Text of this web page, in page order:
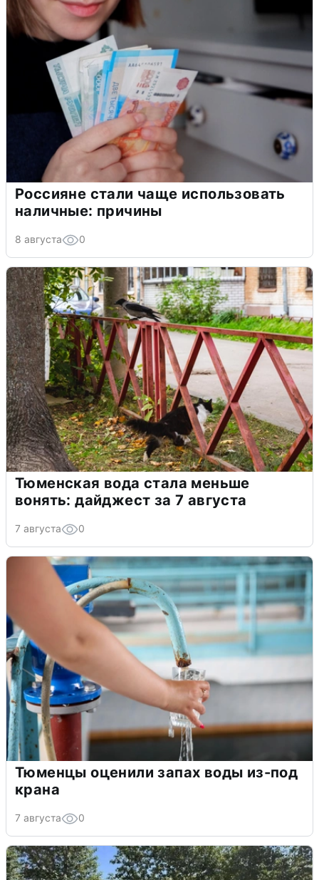
Россияне стали чаще использовать
наличные: причины
8 августа 0
Тюменская вода стала меньше
вонять: дайджест за 7 августа
7 августа 0
Тюменцы оценили запах воды из-под
крана
7 августа 0